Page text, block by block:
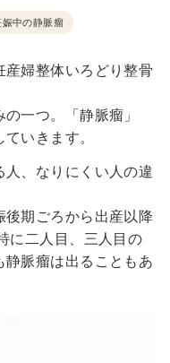
娠中の静脈瘤
産婦整体いろどり整骨
一つ。「静脈瘤」
いきます。
、なりにくい人の違
期ごろから出産以降
に二人目、三人目の
脈瘤は出ることもあ